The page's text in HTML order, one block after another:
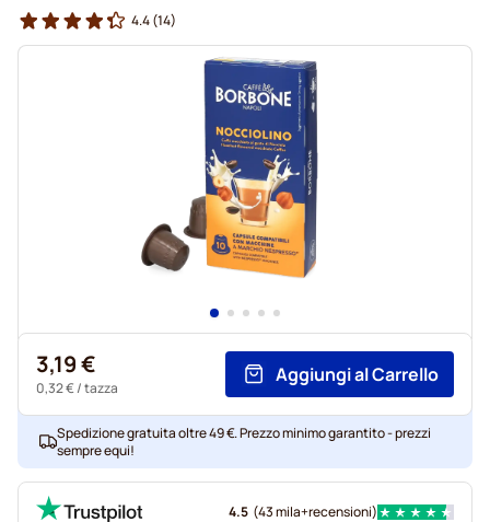
4.4(14)
3,19 €
0,32 €/ tazza
Aggiungi al Carrello
Spedizione gratuita oltre 49 €. Prezzo minimo garantito - prezzi
sempre equi!
4.5 (43 mila+recensioni)